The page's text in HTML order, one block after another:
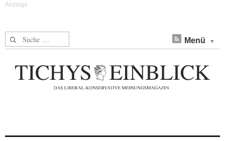
Suche nach: Menü